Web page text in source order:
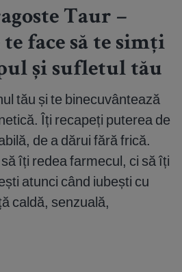
Taur –
face să te simți
și sufletul tău
tău și te binecuvântează
Îți recapeți puterea de
de a dărui fără frică.
îți redea farmecul, ci să îți
atunci când iubești cu
caldă, senzuală,